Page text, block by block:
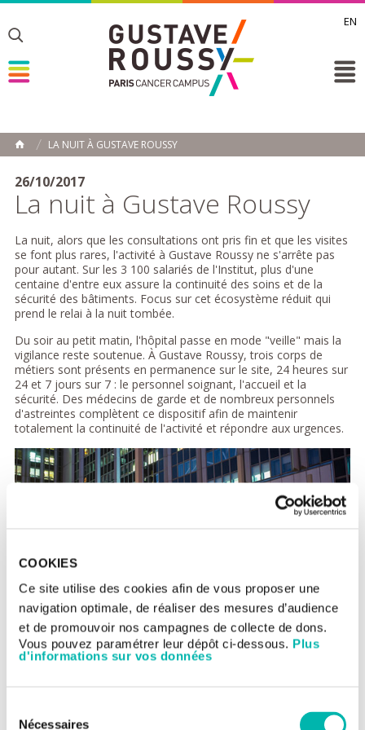
COOKIES
Ce site utilise des cookies afin de vous proposer une
navigation optimale, de réaliser des mesures d’audience
et de promouvoir nos campagnes de collecte de dons.
Vous pouvez paramétrer leur dépôt ci-dessous. Plus
d'informations sur vos données
Nécessaires
EN
Toggle
Toggle
ACCUEIL
LA NUIT À GUSTAVE ROUSSY
26/10/2017
La nuit à Gustave Roussy
La nuit, alors que les consultations ont pris fin et que les visites
se font plus rares, l'activité à Gustave Roussy ne s'arrête pas
pour autant. Sur les 3 100 salariés de l'Institut, plus d'une
centaine d'entre eux assure la continuité des soins et de la
sécurité des bâtiments. Focus sur cet écosystème réduit qui
prend le relai à la nuit tombée.
Du soir au petit matin, l'hôpital passe en mode "veille" mais la
vigilance reste soutenue. À Gustave Roussy, trois corps de
métiers sont présents en permanence sur le site, 24 heures sur
24 et 7 jours sur 7 : le personnel soignant, l'accueil et la
sécurité. Des médecins de garde et de nombreux personnels
d'astreintes complètent ce dispositif afin de maintenir
totalement la continuité de l'activité et répondre aux urgences.
Dans les services de soins, pendant douze heures, l'effectif est